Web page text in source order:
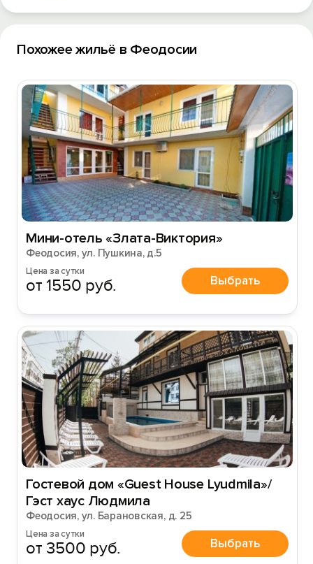
Похожее жильё в Феодосии
Мини-отель «Злата-Виктория»
Феодосия, ул. Пушкина, д.5
Цена за сутки
от 1550 руб. Выбрать
Гостевой дом «Guest House Lyudmila»/
Гэст хаус Людмила
Феодосия, ул. Барановская, д. 25
Цена за сутки
от 3500 руб. Выбрать
Вход на сайт
Войти илиЗарегистрироваться